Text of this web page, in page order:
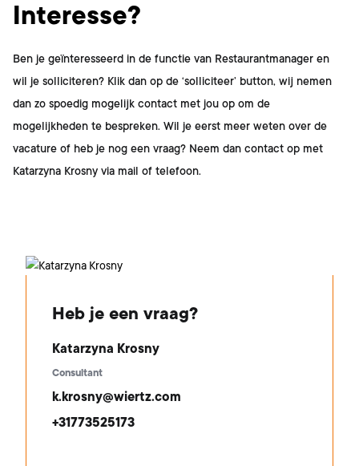
Interesse?
Ben je geïnteresseerd in de functie van Restaurantmanager en
wil je solliciteren? Klik dan op de ‘solliciteer’ button, wij nemen
dan zo spoedig mogelijk contact met jou op om de
mogelijkheden te bespreken. Wil je eerst meer weten over de
vacature of heb je nog een vraag? Neem dan contact op met
Katarzyna Krosny via mail of telefoon.
Heb je een vraag?
Katarzyna Krosny
Consultant
k.krosny@wiertz.com
+31773525173